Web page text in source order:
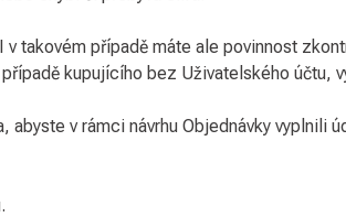
takovém případě máte ale povinnost
kupujícího bez Uživatelského účtu,
v rámci návrhu Objednávky vyplnili